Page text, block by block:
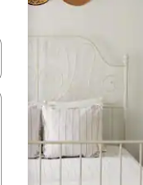
usando as seta para